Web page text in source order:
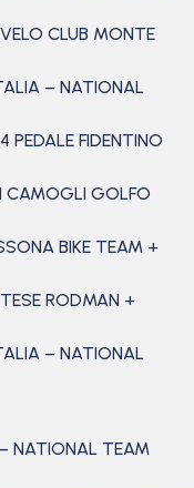
CLUB MONTE
– NATIONAL
PEDALE FIDENTINO
CAMOGLI GOLFO
BIKE TEAM +
RODMAN +
– NATIONAL
NATIONAL TEAM